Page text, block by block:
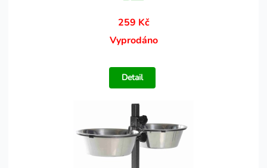
259 Kč
Vyprodáno
Detail